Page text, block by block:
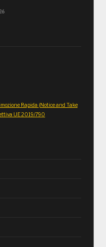
Rapida (Notice and Take
UE 2019/790